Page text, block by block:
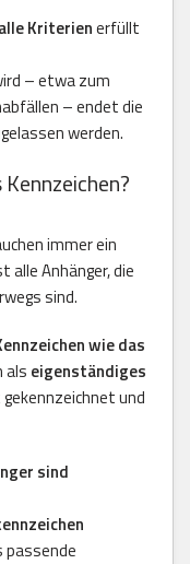
alle Kriterienerfüllt
– etwa zum
– endet die
werden.
immer ein
alle Anhänger, die
sind.
wie das
als eigenständiges
und
sind
passende